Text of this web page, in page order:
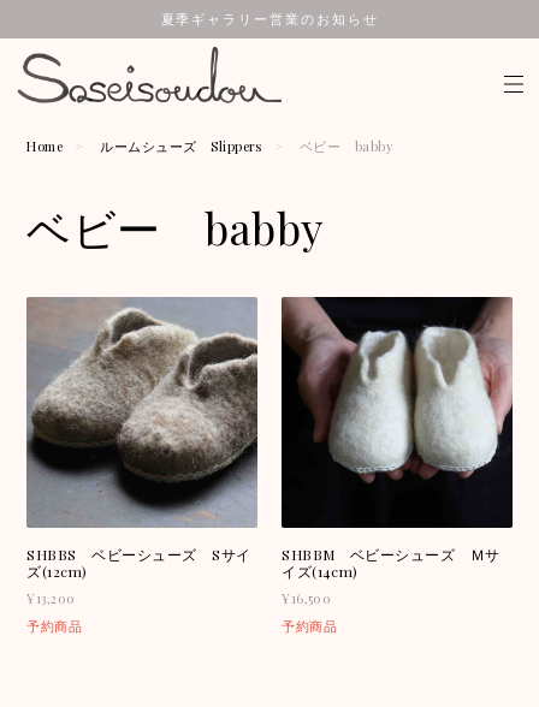
夏季ギャラリー営業のお知らせ
Home ルームシューズ Slippers ベビー babby
ベビー babby
SHBBS ベビーシューズ Sサイ
ズ(12cm)
¥13,200
予約商品
SHBBM ベビーシューズ Ｍサ
イズ(14cm)
¥16,500
予約商品